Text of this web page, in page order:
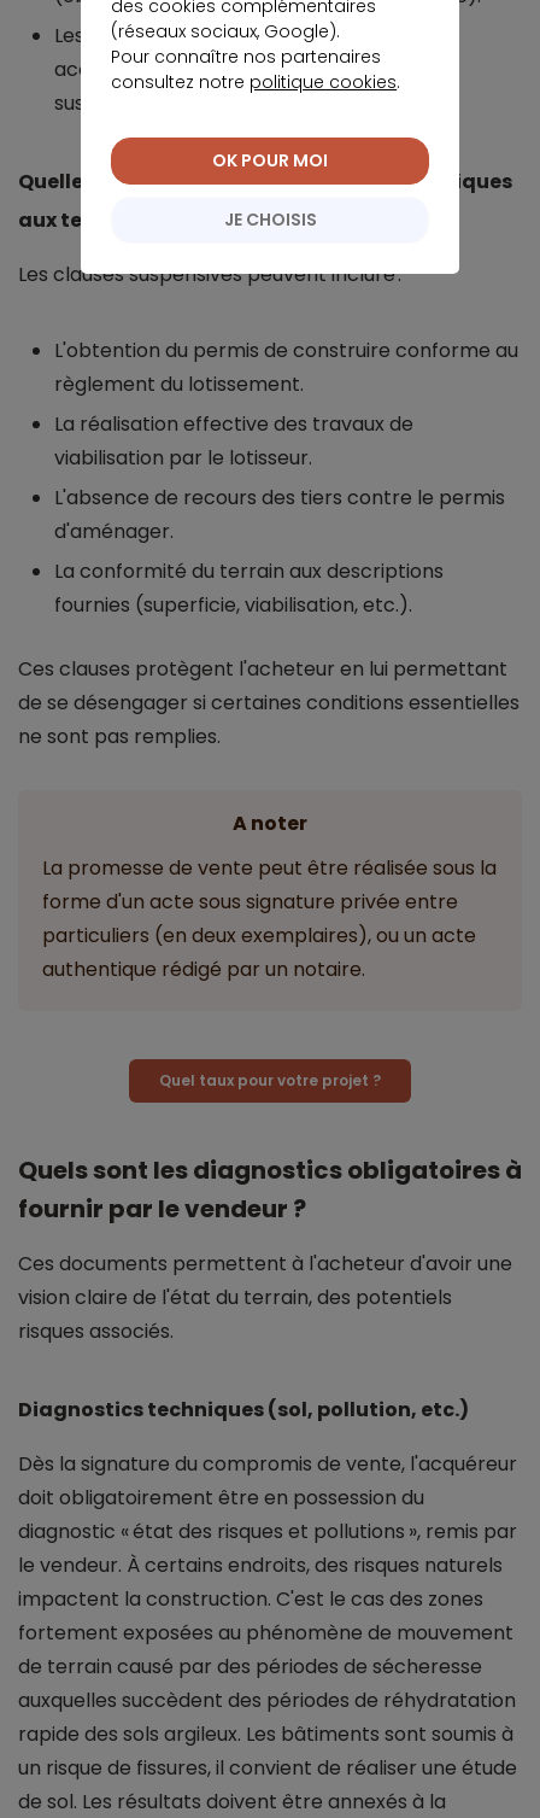
Les éventuels délais : levée d'option,
accomplissement de chaque condition
suspensive.
Quelles sont les clauses suspensives spécifiques
aux terrains en lotissement ?
Les clauses suspensives peuvent inclure :
L'obtention du permis de construire conforme au
règlement du lotissement.
La réalisation effective des travaux de
viabilisation par le lotisseur.
L'absence de recours des tiers contre le permis
d'aménager.
La conformité du terrain aux descriptions
fournies (superficie, viabilisation, etc.).
Ces clauses protègent l'acheteur en lui permettant
de se désengager si certaines conditions essentielles
ne sont pas remplies.
A noter
La promesse de vente peut être réalisée sous la
forme d'un acte sous signature privée entre
particuliers (en deux exemplaires), ou un acte
authentique rédigé par un notaire.
Quel taux pour votre projet ?
Quels sont les diagnostics obligatoires à
fournir par le vendeur ?
Ces documents permettent à l'acheteur d'avoir une
vision claire de l'état du terrain, des potentiels
risques associés.
Diagnostics techniques (sol, pollution, etc.)
Dès la signature du compromis de vente, l'acquéreur
doit obligatoirement être en possession du
diagnostic « état des risques et pollutions », remis par
le vendeur. À certains endroits, des risques naturels
impactent la construction. C'est le cas des zones
fortement exposées au phénomène de mouvement
de terrain causé par des périodes de sécheresse
auxquelles succèdent des périodes de réhydratation
rapide des sols argileux. Les bâtiments sont soumis à
un risque de fissures, il convient de réaliser une étude
de sol. Les résultats doivent être annexés à la
des cookies complémentaires
(réseaux sociaux, Google).
Pour connaître nos partenaires
consultez notre politique cookies.
JE CHOISIS
OK POUR MOI